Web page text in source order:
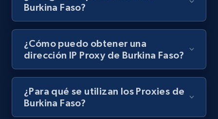
Burkina Faso?
¿Cómo puedo obtener una
dirección IP Proxy de Burkina Faso?
¿Para qué se utilizan los Proxies de
Burkina Faso?